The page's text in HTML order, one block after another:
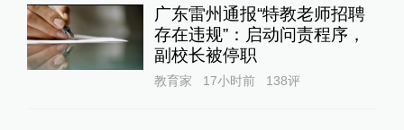
广东雷州通报“特教老师招聘
存在违规”：启动问责程序，
副校长被停职
教育家 17小时前 138评